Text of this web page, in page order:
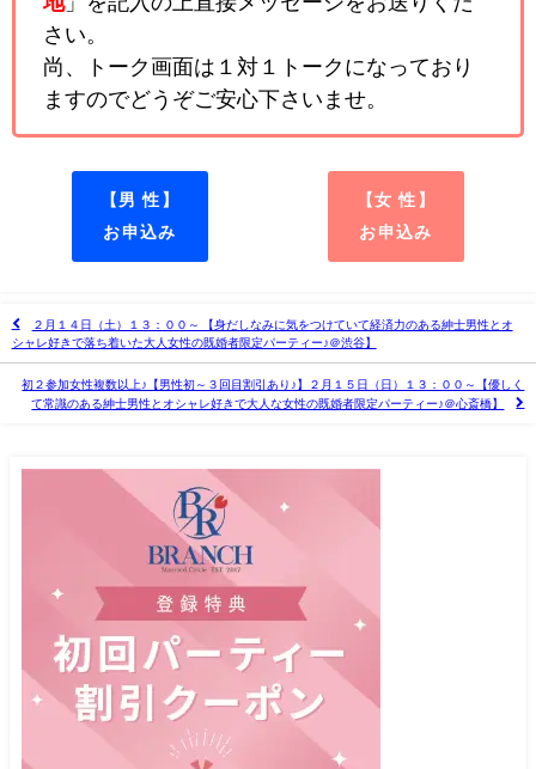
さい。
尚、トーク画面は１対１トークになっており
ますのでどうぞご安心下さいませ。
【男 性】
お申込み
【女 性】
お申込み
２月１４日（土）１３：００～ 【身だしなみに気をつけていて経済力のある紳士男性とオ
シャレ好きで落ち着いた大人女性の既婚者限定パーティー♪＠渋谷】
初２参加女性複数以上♪【男性初～３回目割引あり♪】２月１５日（日）１３：００～【優しく
て常識のある紳士男性とオシャレ好きで大人な女性の既婚者限定パーティー♪＠心斎橋】